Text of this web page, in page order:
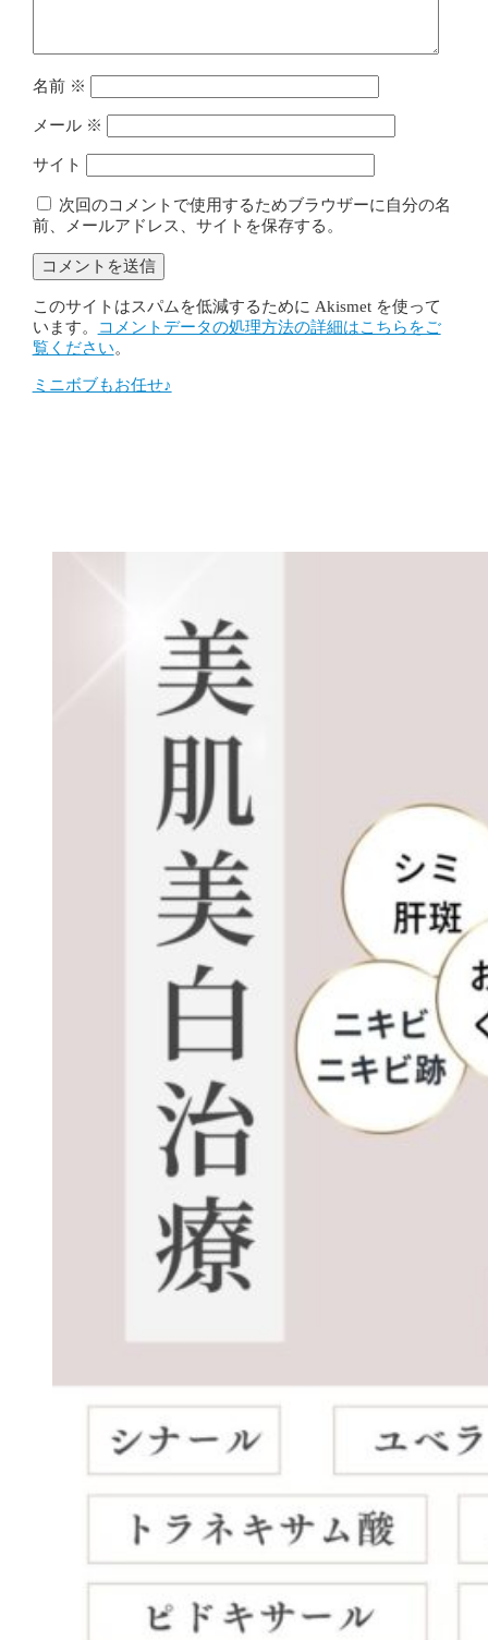
名前 ※
メール ※
サイト
次回のコメントで使用するためブラウザーに自分の名
前、メールアドレス、サイトを保存する。
このサイトはスパムを低減するために Akismet を使って
います。
コメントデータの処理方法の詳細はこちらをご
覧ください。
投
ー
ミニボブもお任せ♪